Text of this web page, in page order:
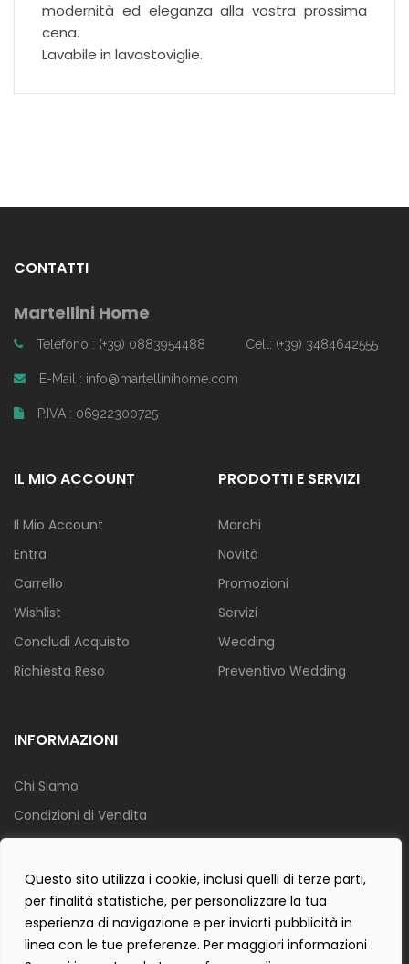
Questo sito utilizza i cookie, inclusi quelli di terze parti,
per finalità statistiche, per personalizzare la tua
esperienza di navigazione e per inviarti pubblicità in
linea con le tue preferenze. Per maggiori informazioni .
modernità ed eleganza alla vostra prossima
cena.
Lavabile in lavastoviglie.
CONTATTI
Martellini Home
Telefono : (+39) 0883954488 Cell: (+39) 3484642555
E-Mail : info@martellinihome.com
P.IVA : 06922300725
IL MIO ACCOUNT
Il Mio Account
Entra
Carrello
Wishlist
Concludi Acquisto
Richiesta Reso
PRODOTTI E SERVIZI
Marchi
Novità
Promozioni
Servizi
Wedding
Preventivo Wedding
INFORMAZIONI
Chi Siamo
Condizioni di Vendita
Privacy Policy
Cookie Policy
Contact Form Policy